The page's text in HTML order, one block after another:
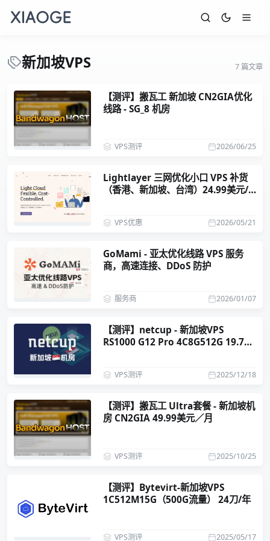
新加坡VPS 7 篇文章
【测评】搬瓦工 新加坡 CN2GIA优化
线路 - SG_8 机房
2026/06/25
VPS测评
Lightlayer 三网优化小口 VPS 补货
（香港、新加坡、台湾）24.99美元/
2026/05/21
VPS优惠
GoMami - 亚太优化线路 VPS 服务
商，高速连接、DDoS 防护
2026/01/07
服务商
【测评】netcup - 新加坡VPS
RS1000 G12 Pro 4C8G512G 19.73
2025/12/18
VPS测评
【测评】搬瓦工 Ultra套餐 - 新加坡机
房 CN2GIA 49.99美元／月
2025/10/25
VPS测评
【测评】Bytevirt-新加坡VPS
1C512M15G（500G流量） 24刀/年
2025/05/17
VPS测评